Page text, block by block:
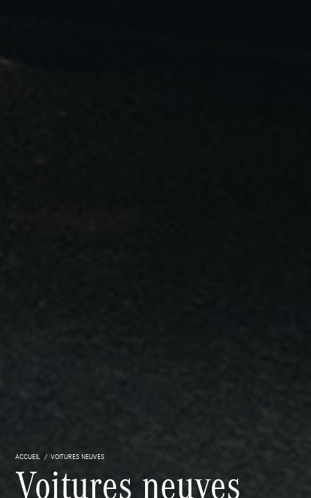
ACCUEIL VOITURES NEUVES
Voitures neuves